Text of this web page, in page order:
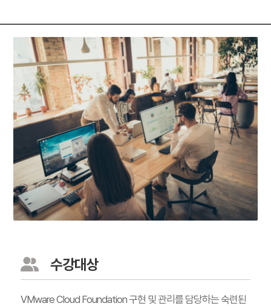
수강대상
VMware Cloud Foundation 구현 및 관리를 담당하는 숙련된